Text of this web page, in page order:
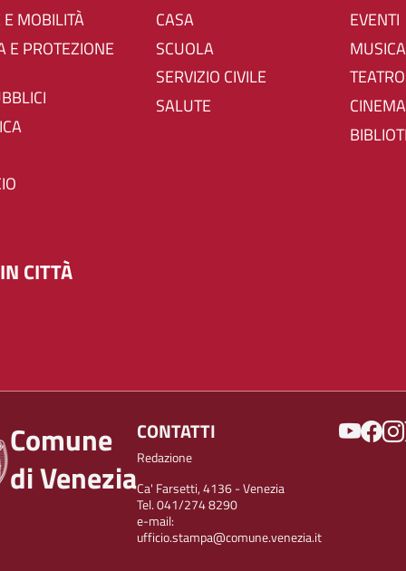
E MOBILITÀ
CASA
SCUOLA
SERVIZIO CIVILE
SALUTE
EVENTI
MUSICA
TEATRO
CINEMA
CITTÀ
Comune
di Venezia
CONTATTI
Redazione
Ca' Farsetti, 4136 - Venezia
Tel. 041/274 8290
e-mail:
ufficio.stampa@comune.venezia.it